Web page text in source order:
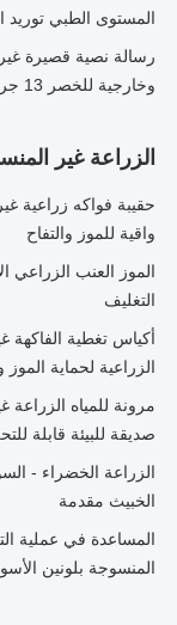
المستوى الطبي توريد
رسالة نصية قصيرة
وخارجية للخصر 13 جرامًا من مصنع غير منسوج في الصين
الزراعة غير
واقية للموز والتفاح
الموز العنب الزراعي
التغليف
أكياس تغطية الفاكهة
الزراعية لحماية الموز
مرونة للمياه
صديقة للبيئة قابلة
الزراعة الخضراء -
الخبيث مقدمة
المساعدة في عملية
المنسوجة بلونين